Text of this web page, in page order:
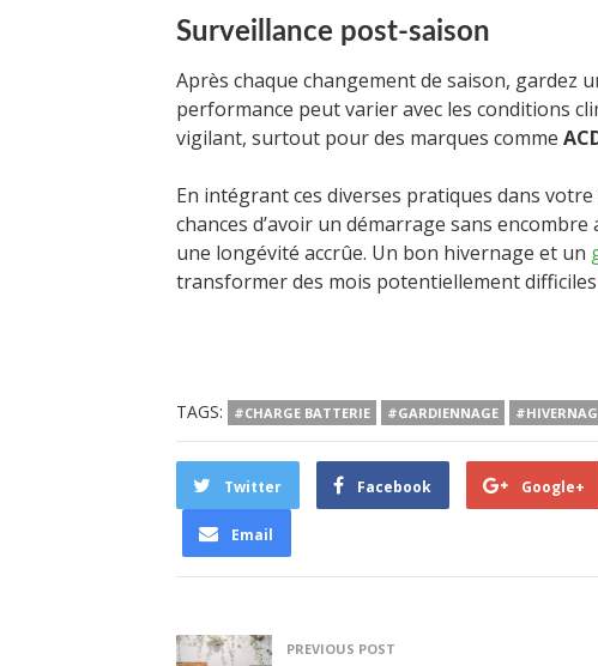
Surveillance post-saison
Après chaque changement de saison, gardez
performance peut varier avec les conditions
vigilant, surtout pour des marques comme
En intégrant ces diverses pratiques dans
chances d’avoir un démarrage sans
une longévité accrûe. Un bon hivernage et un
transformer des mois potentiellement
TAGS: #CHARGE BATTERIE #GARDIENNAGE
Twitter Facebook Google+
Email
PREVIOUS POST